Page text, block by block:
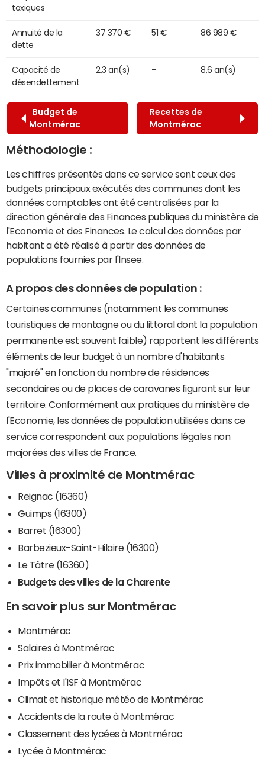
toxiques
Annuité de la
dette
37 370 € 51 € 86 989 €
Capacité de
désendettement
2,3 an(s) - 8,6 an(s)
Budget de
Montmérac
Recettes de
Montmérac
Méthodologie :
Les chiffres présentés dans ce service sont ceux des
budgets principaux exécutés des communes dont les
données comptables ont été centralisées par la
direction générale des Finances publiques du ministère de
l'Economie et des Finances. Le calcul des données par
habitant a été réalisé à partir des données de
populations fournies par l'Insee.
A propos des données de population :
Certaines communes (notamment les communes
touristiques de montagne ou du littoral dont la population
permanente est souvent faible) rapportent les différents
éléments de leur budget à un nombre d'habitants
"majoré" en fonction du nombre de résidences
secondaires ou de places de caravanes figurant sur leur
territoire. Conformément aux pratiques du ministère de
l'Economie, les données de population utilisées dans ce
service correspondent aux populations légales non
majorées des villes de France.
Villes à proximité de Montmérac
Reignac (16360)
Guimps (16300)
Barret (16300)
Barbezieux-Saint-Hilaire (16300)
Le Tâtre (16360)
Budgets des villes de la Charente
En savoir plus sur Montmérac
Montmérac
Salaires à Montmérac
Prix immobilier à Montmérac
Impôts et l'ISF à Montmérac
Climat et historique météo de Montmérac
Accidents de la route à Montmérac
Classement des lycées à Montmérac
Lycée à Montmérac